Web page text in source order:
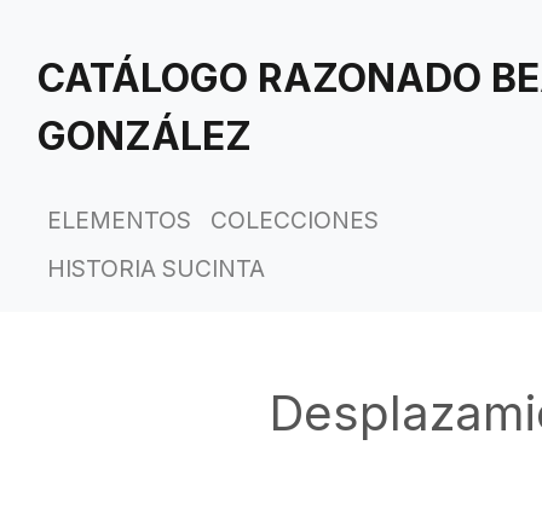
contenido
CATÁLOGO RAZONADO
GONZÁLEZ
ELEMENTOS
COLECCIONES
HISTORIA SUCINTA